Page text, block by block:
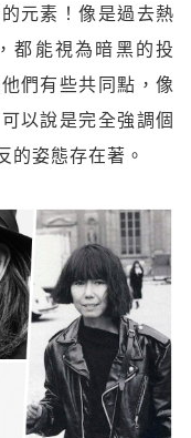
元素！像是過去熱
都能視為暗黑的投
們有些共同點，像
以說是完全強調個
的姿態存在著。